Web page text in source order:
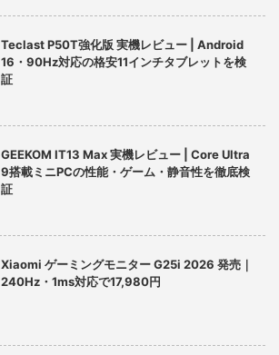
Teclast P50T強化版 実機レビュー | Android
16・90Hz対応の格安11インチタブレットを検
証
GEEKOM IT13 Max 実機レビュー | Core Ultra
9搭載ミニPCの性能・ゲーム・静音性を徹底検
証
Xiaomi ゲーミングモニター G25i 2026 発売｜
240Hz・1ms対応で17,980円